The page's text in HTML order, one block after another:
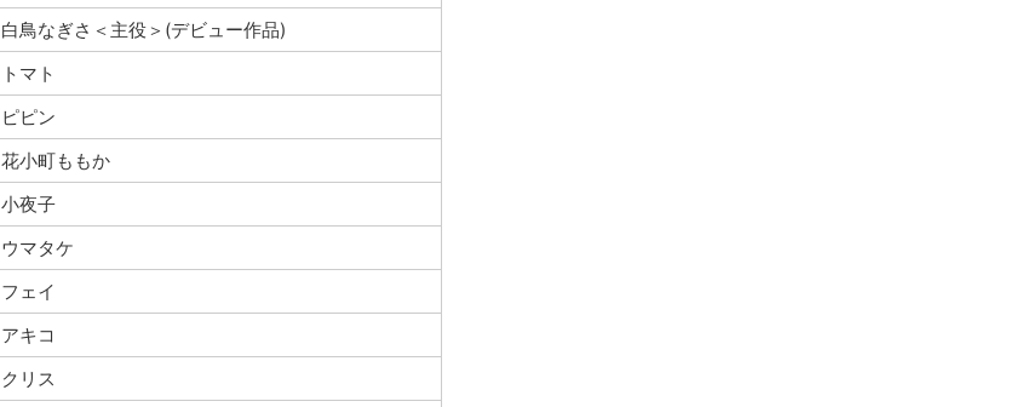
白鳥なぎさ＜主役＞(デビュー作品)
トマト
ピピン
花小町ももか
小夜子
ウマタケ
フェイ
アキコ
クリス